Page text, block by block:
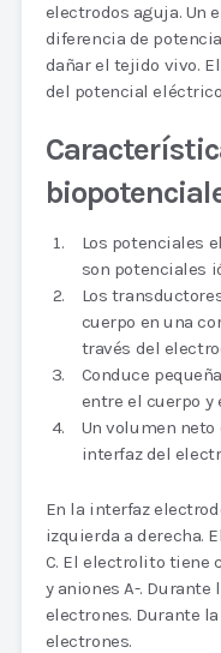
electrodos aguja. Un
diferencia de
dañar el tejido vivo.
del potencial
Los potenciales
son potenciales
Los
cuerpo en una
través del
Conduce
entre el cuerpo
Un volumen
interfaz del
En la interfaz
izquierda a derecha.
C. El electrolito tiene
y aniones A-.
electrones. Durante
electrones.